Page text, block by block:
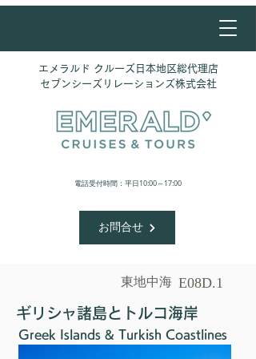
エメラルド クルーズ日本地区総代理店
​セブンシーズリレーションズ株式会社
​電話受付時間：平日10:00～17:00
お問合せ
東地中海 E08D.1
ギリシャ諸島とトルコ海岸
Greek Islands & Turkish Coastlines